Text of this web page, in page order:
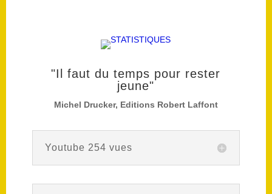
"Il faut du temps pour rester
jeune"
Michel Drucker, Editions Robert Laffont
Youtube 254 vues